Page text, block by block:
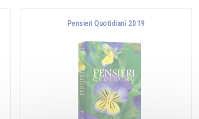
Pensieri Quotidiani 2019